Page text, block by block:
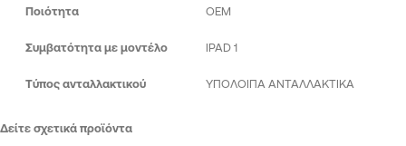
Ποιότητα ΟΕΜ
Συμβατότητα με μοντέλο IPAD 1
Τύπος ανταλλακτικού ΥΠΟΛΟΙΠΑ ΑΝΤΑΛΛΑΚΤΙΚΑ
Δείτε σχετικά προϊόντα